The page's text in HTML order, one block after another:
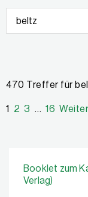
470 Treffer für
1 2 3 … 16
Booklet zum
Verlag)